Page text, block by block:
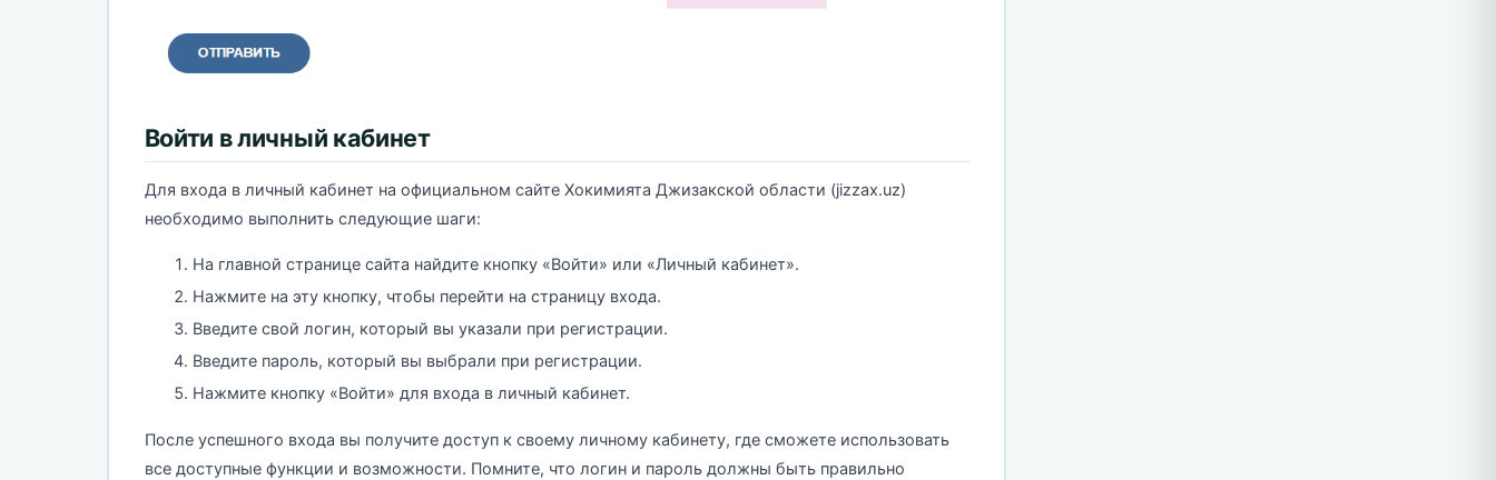
Войти в личный кабинет
Для входа в личный кабинет на официальном сайте Хокимията Джизакской области (jizzax.uz)
необходимо выполнить следующие шаги:
На главной странице сайта найдите кнопку «Войти» или «Личный кабинет».
Нажмите на эту кнопку, чтобы перейти на страницу входа.
Введите свой логин, который вы указали при регистрации.
Введите пароль, который вы выбрали при регистрации.
Нажмите кнопку «Войти» для входа в личный кабинет.
После успешного входа вы получите доступ к своему личному кабинету, где сможете использовать
все доступные функции и возможности. Помните, что логин и пароль должны быть правильно